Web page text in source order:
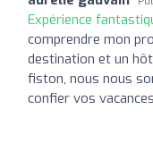
Expérience
comprendre mon
destination et un
fiston, nous nous
confier vos